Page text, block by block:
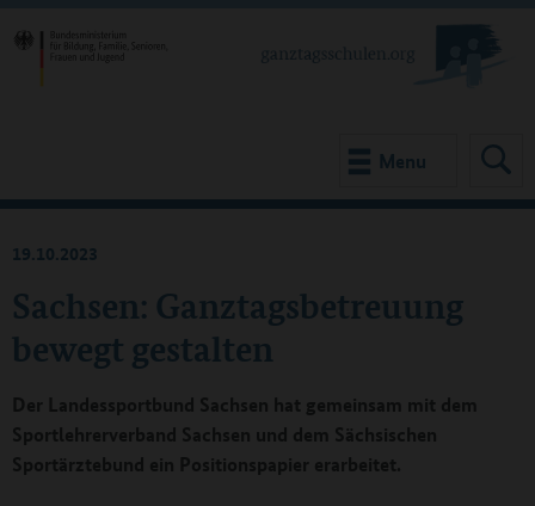
Menu
Sachsen: Ganztagsbetreuung
bewegt gestalten
19.10.2023
Der Landessportbund Sachsen hat gemeinsam mit dem
Sportlehrerverband Sachsen und dem Sächsischen
Sportärztebund ein Positionspapier erarbeitet.